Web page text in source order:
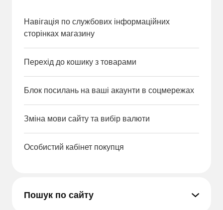
Навігація по службових інформаційних
сторінках магазину
Перехід до кошику з товарами
Блок посилань на ваші акаунти в соцмережах
Зміна мови сайту та вибір валюти
Особистий кабінет покупця
Пошук по сайту